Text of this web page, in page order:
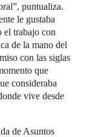
puntualiza.
le gustaba
el trabajo con
de la mano del
con las siglas
que
consideraba
vive desde
de Asuntos